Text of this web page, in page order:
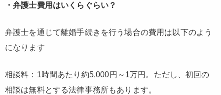
・弁護士費用はいくらぐらい？
弁護士を通じて離婚手続きを行う場合の費用は以下のよう
になります
相談料：1時間あたり約5,000円～1万円。ただし、初回の
相談は無料とする法律事務所もあります。